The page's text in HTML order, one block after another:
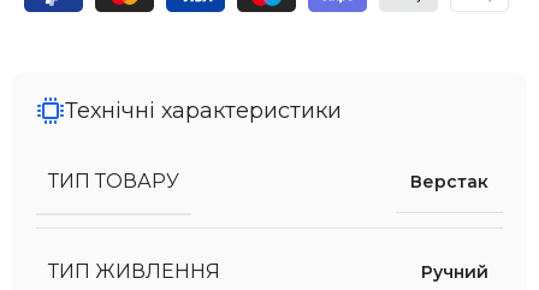
Технічні характеристики
ТИП ТОВАРУ Верстак
ТИП ЖИВЛЕННЯ Ручний